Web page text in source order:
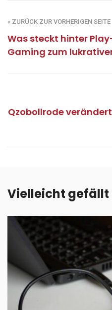
« ZURÜCK ZUR VORHERIGEN SEITE
Was steckt hinter
Gaming zum
Qzobollrode
Vielleicht gefällt